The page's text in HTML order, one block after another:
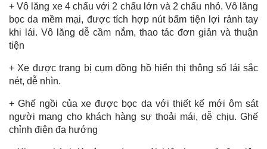
+ Vô lăng xe 4 chấu với 2 chấu lớn và 2 chấu nhỏ. Vô lăng
bọc da mềm mại, được tích hợp nút bấm tiện lợi rảnh tay
khi lái. Vô lăng dễ cầm nắm, thao tác đơn giản và thuận
tiện
+ Xe được trang bị cụm đồng hồ hiển thị thông số lái sắc
nét, dễ nhìn.
+ Ghế ngồi của xe được bọc da với thiết kế mới ôm sát
người mang cho khách hàng sự thoải mái, dễ chịu. Ghế
chỉnh điện đa hướng